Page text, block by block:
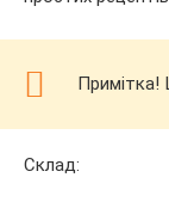
Примітка!
Склад: